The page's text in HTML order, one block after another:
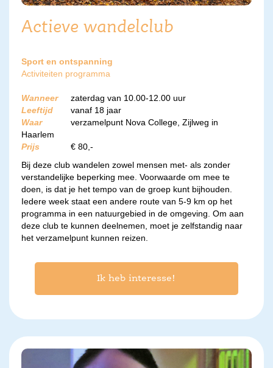
Actieve wandelclub
Sport en ontspanning
Activiteiten programma
Wanneer
zaterdag van 10.00-12.00 uur
Leeftijd
vanaf 18 jaar
Waar
verzamelpunt Nova College, Zijlweg in
Haarlem
Prijs
€ 80,-
Bij deze club wandelen zowel mensen met- als zonder
verstandelijke beperking mee. Voorwaarde om mee te
doen, is dat je het tempo van de groep kunt bijhouden.
Iedere week staat een andere route van 5-9 km op het
programma in een natuurgebied in de omgeving. Om aan
deze club te kunnen deelnemen, moet je zelfstandig naar
het verzamelpunt kunnen reizen.
Ik heb interesse!